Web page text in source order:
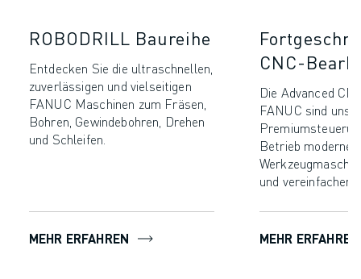
ROBODRILL Baureihe
Entdecken Sie die ultraschnellen,
zuverlässigen und vielseitigen
FANUC Maschinen zum Fräsen,
Bohren, Gewindebohren, Drehen
und Schleifen.
MEHR ERFAHREN
CNC-
Die Advanced
FANUC sind
Betrieb moderner
und vereinfachen.
MEHR ERFAHREN